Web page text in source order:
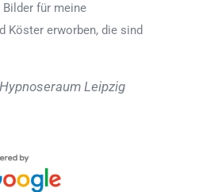
Bilder für meine
Köster erworben, die sind
Leipzig